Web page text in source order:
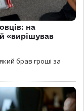
на
«вирішував
брав гроші за